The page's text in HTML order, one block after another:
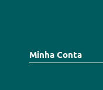
Minha Conta